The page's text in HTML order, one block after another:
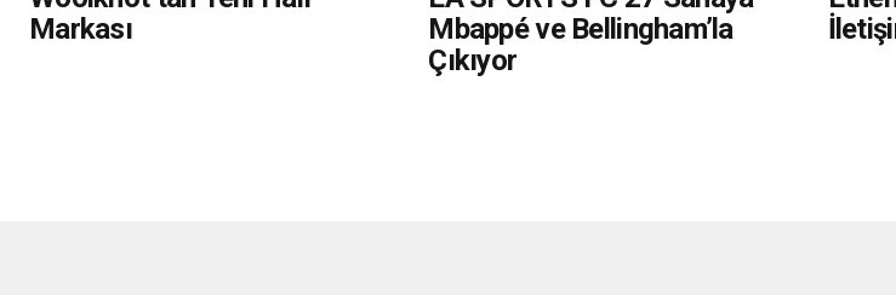
Markası
Mbappé ve Bellingham’la
Çıkıyor